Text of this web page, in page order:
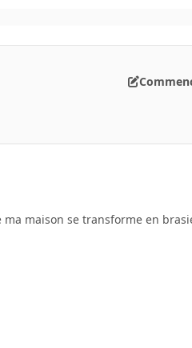
maison se transforme en